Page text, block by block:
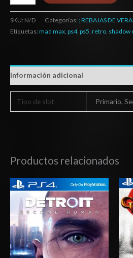
SKU: N/D Categorías: ¡REBAJAS DE
Etiquetas: mad max, ps4, ps5, retro, shadow
Información adicional
Tipo de slot Primario,
Productos relacionados
Rango
de
precios:
desde
$10.03
hasta
$15.03